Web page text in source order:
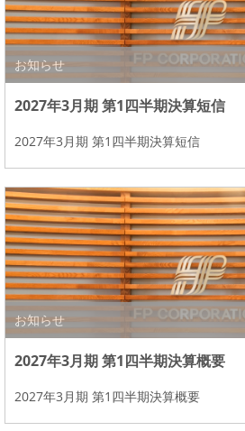
お知らせ
2027年3月期 第1四半期決算短信
2027年3月期 第1四半期決算短信
お知らせ
2027年3月期 第1四半期決算概要
2027年3月期 第1四半期決算概要